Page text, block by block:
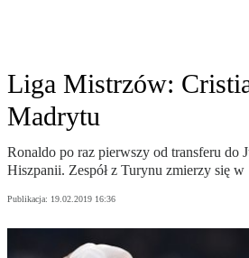
Liga Mistrzów:
Madrytu
Ronaldo po raz pierwszy od transferu do
Hiszpanii. Zespół z Turynu zmierzy się w
Publikacja: 19.02.2019 16:36